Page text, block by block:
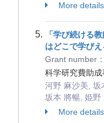
More details
「学び続ける
はどこで学び
Grant number：
科学研究費助
河野 麻沙美, 坂
坂本 將暢, 姫野
More details